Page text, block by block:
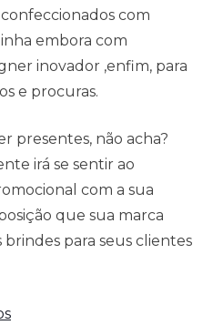
confeccionados com
embora com
inovador ,enfim, para
e procuras.
presentes, não acha?
irá se sentir ao
com a sua
que sua marca
para seus clientes